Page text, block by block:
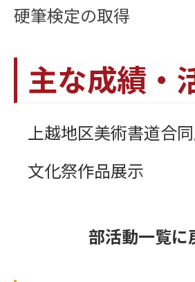
硬筆検定の取得
主な成績・
上越地区美術書道合
文化祭作品展示
部活動一覧に